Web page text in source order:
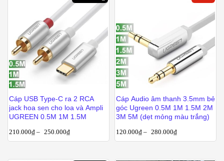
Cáp USB Type-C ra 2 RCA
jack hoa sen cho loa và Ampli
UGREEN 0.5M 1M 1.5M
210.000₫ – 250.000₫
Cáp Audio âm thanh 3.5mm bẻ
góc Ugreen 0.5M 1M 1.5M 2M
3M 5M (dẹt mỏng màu trắng)
120.000₫ – 280.000₫